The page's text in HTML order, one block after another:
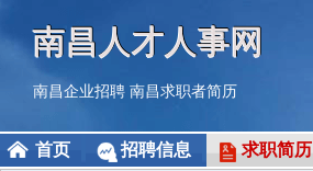
南昌人才人事网
南昌企业招聘 南昌求职者简历
首页 招聘信息 求职简历